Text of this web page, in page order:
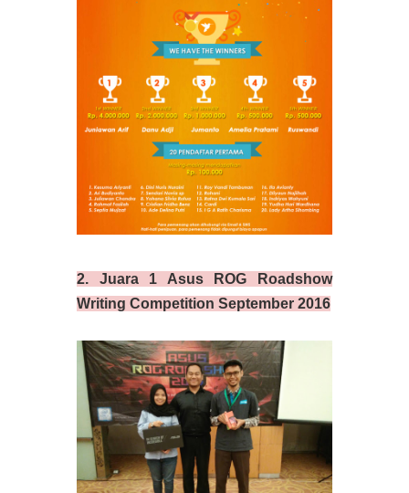
2. Juara 1 Asus ROG Roadshow
Writing Competition September 2016